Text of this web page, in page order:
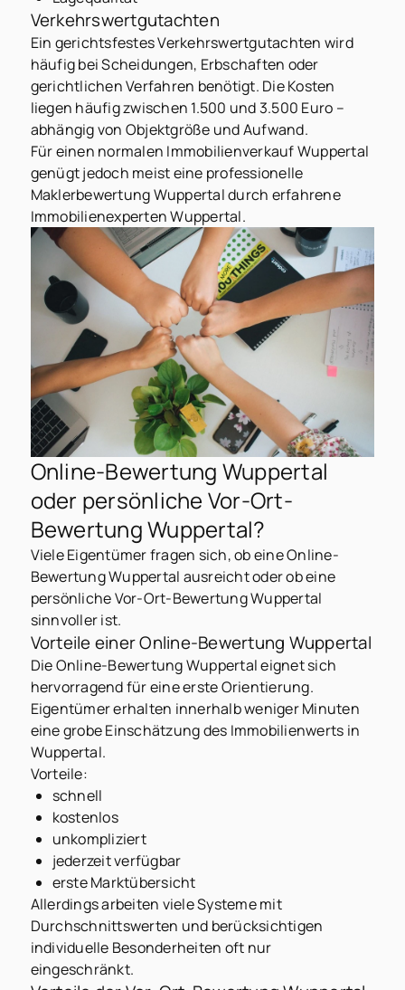
Verkehrswertgutachten
Ein gerichtsfestes Verkehrswertgutachten wird
häufig bei Scheidungen, Erbschaften oder
gerichtlichen Verfahren benötigt. Die Kosten
liegen häufig zwischen 1.500 und 3.500 Euro –
abhängig von Objektgröße und Aufwand.
Für einen normalen Immobilienverkauf Wuppertal
genügt jedoch meist eine professionelle
Maklerbewertung Wuppertal durch erfahrene
Immobilienexperten Wuppertal.
Online-Bewertung Wuppertal
oder persönliche Vor-Ort-
Bewertung Wuppertal?
Viele Eigentümer fragen sich, ob eine Online-
Bewertung Wuppertal ausreicht oder ob eine
persönliche Vor-Ort-Bewertung Wuppertal
sinnvoller ist.
Vorteile einer Online-Bewertung Wuppertal
Die Online-Bewertung Wuppertal eignet sich
hervorragend für eine erste Orientierung.
Eigentümer erhalten innerhalb weniger Minuten
eine grobe Einschätzung des Immobilienwerts in
Wuppertal.
Vorteile:
schnell
kostenlos
unkompliziert
jederzeit verfügbar
erste Marktübersicht
Allerdings arbeiten viele Systeme mit
Durchschnittswerten und berücksichtigen
individuelle Besonderheiten oft nur
eingeschränkt.